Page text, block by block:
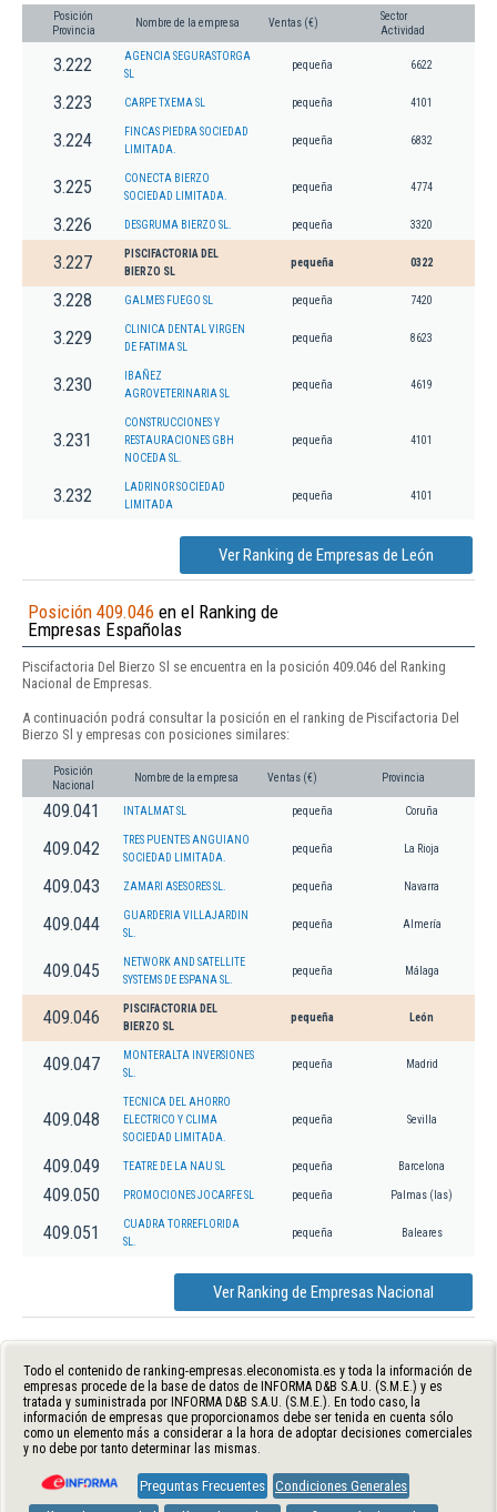
Posición
Provincia
Nombre de la empresa Ventas (€)
Sector
Actividad
3.222
AGENCIA SEGURASTORGA
SL
pequeña 6622
3.223 CARPE TXEMA SL pequeña 4101
3.224
FINCAS PIEDRA SOCIEDAD
LIMITADA.
pequeña 6832
3.225
CONECTA BIERZO
SOCIEDAD LIMITADA.
pequeña 4774
3.226 DESGRUMA BIERZO SL. pequeña 3320
3.227
PISCIFACTORIA DEL
BIERZO SL
pequeña 0322
3.228 GALMES FUEGO SL pequeña 7420
3.229
CLINICA DENTAL VIRGEN
DE FATIMA SL
pequeña 8623
3.230
IBAÑEZ
AGROVETERINARIA SL
pequeña 4619
3.231
CONSTRUCCIONES Y
RESTAURACIONES GBH
NOCEDA SL.
pequeña 4101
3.232
LADRINOR SOCIEDAD
LIMITADA
pequeña 4101
Ver Ranking de Empresas de León
Posición 409.046 en el Ranking de
Empresas Españolas
Piscifactoria Del Bierzo Sl se encuentra en la posición 409.046 del Ranking
Nacional de Empresas.
A continuación podrá consultar la posición en el ranking de Piscifactoria Del
Bierzo Sl y empresas con posiciones similares:
Posición
Nacional
Nombre de la empresa Ventas (€) Provincia
409.041 INTALMAT SL pequeña Coruña
409.042
TRES PUENTES ANGUIANO
SOCIEDAD LIMITADA.
pequeña La Rioja
409.043 ZAMARI ASESORES SL. pequeña Navarra
409.044
GUARDERIA VILLAJARDIN
SL.
pequeña Almería
409.045
NETWORK AND SATELLITE
SYSTEMS DE ESPANA SL.
pequeña Málaga
409.046
PISCIFACTORIA DEL
BIERZO SL
pequeña León
409.047
MONTERALTA INVERSIONES
SL.
pequeña Madrid
409.048
TECNICA DEL AHORRO
ELECTRICO Y CLIMA
SOCIEDAD LIMITADA.
pequeña Sevilla
409.049 TEATRE DE LA NAU SL pequeña Barcelona
409.050 PROMOCIONES JOCARFE SL pequeña Palmas (las)
409.051
CUADRA TORREFLORIDA
SL.
pequeña Baleares
Ver Ranking de Empresas Nacional
Todo el contenido de ranking-empresas.eleconomista.es y toda la información de
empresas procede de la base de datos de INFORMA D&B S.A.U. (S.M.E.) y es
tratada y suministrada por INFORMA D&B S.A.U. (S.M.E.). En todo caso, la
información de empresas que proporcionamos debe ser tenida en cuenta sólo
como un elemento más a considerar a la hora de adoptar decisiones comerciales
y no debe por tanto determinar las mismas.
Preguntas Frecuentes Condiciones Generales